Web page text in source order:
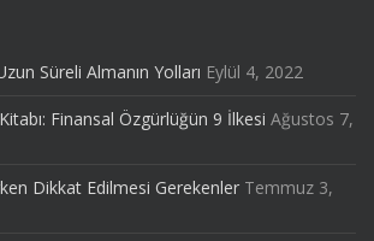
Süreli Almanın Yolları Eylül 4, 2022
Finansal Özgürlüğün 9 İlkesi Ağustos 7,
Dikkat Edilmesi Gerekenler Temmuz 3,